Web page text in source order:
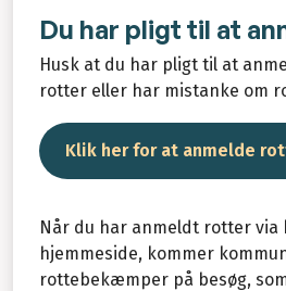
Du har pligt til at
Husk at du har pligt til at
rotter eller har mistanke om
Klik her for at anmelde
Når du har anmeldt rotter via
hjemmeside, kommer
rottebekæmper på besøg,